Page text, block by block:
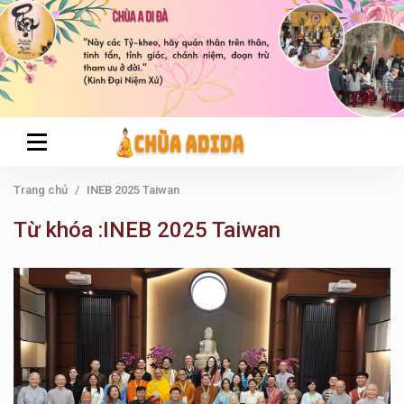
Trang chủ INEB 2025 Taiwan
Từ khóa :INEB 2025 Taiwan